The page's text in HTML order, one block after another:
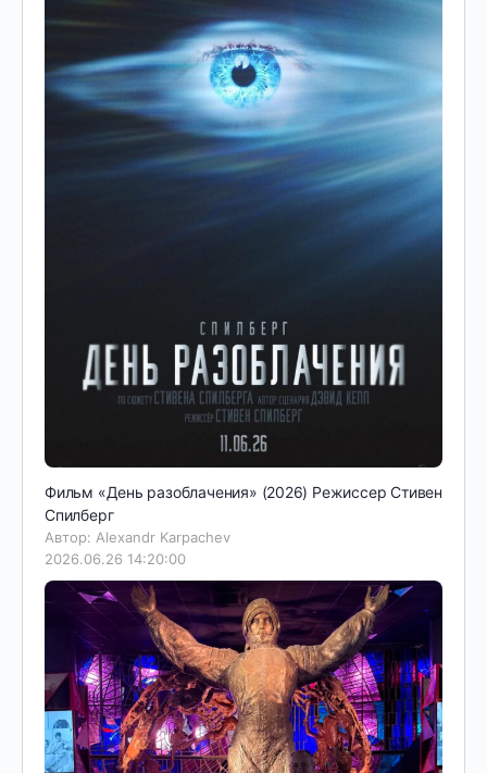
Фильм «День разоблачения» (2026) Режиссер Стивен
Спилберг
Автор: Alexandr Karpachev
2026.06.26 14:20:00